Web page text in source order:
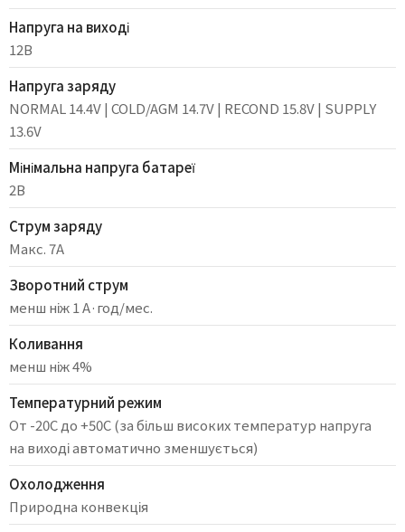
Напруга на виході
12В
Напруга заряду
NORMAL 14.4V | COLD/AGM 14.7V | RECOND 15.8V | SUPPLY
13.6V
Мінімальна напруга батареї
2В
Струм заряду
Макс. 7А
Зворотний струм
менш ніж 1 А·год/мес.
Коливання
менш ніж 4%
Температурний режим
От -20C до +50C (за більш високих температур напруга
на виході автоматично зменшується)
Охолодження
Природна конвекція